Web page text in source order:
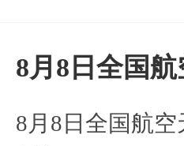
8月8日全国
8月8日全国航